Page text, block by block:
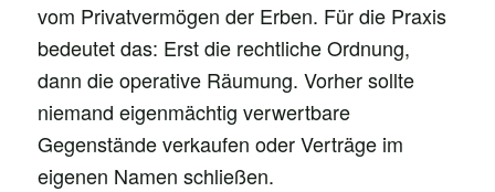
vom Privatvermögen der Erben. Für die Praxis
bedeutet das: Erst die rechtliche Ordnung,
dann die operative Räumung. Vorher sollte
niemand eigenmächtig verwertbare
Gegenstände verkaufen oder Verträge im
eigenen Namen schließen.